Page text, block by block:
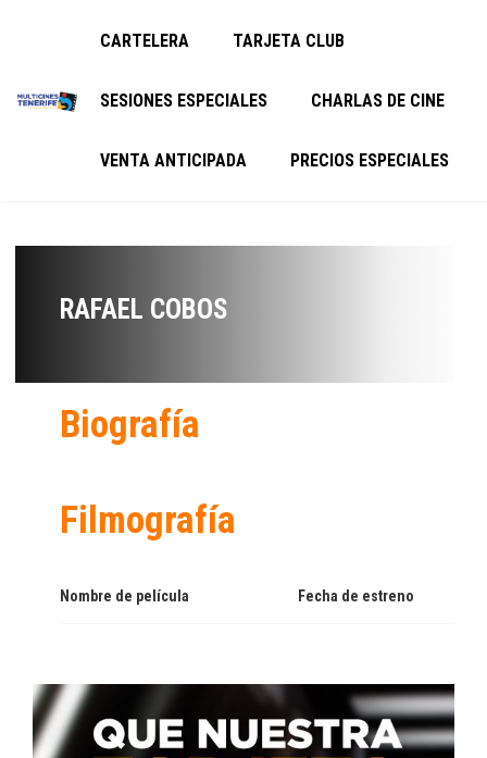
CARTELERA TARJETA CLUB
SESIONES ESPECIALES CHARLAS DE CINE
VENTA ANTICIPADA PRECIOS ESPECIALES
RAFAEL COBOS
Biografía
Filmografía
Nombre de película Fecha de estreno